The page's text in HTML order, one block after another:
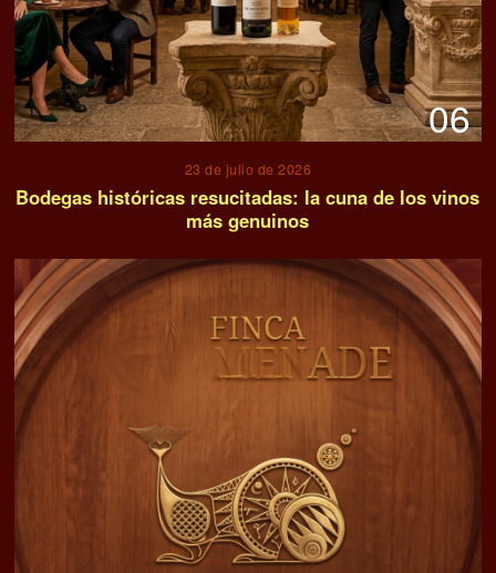
06
23 de julio de 2026
Bodegas históricas resucitadas: la cuna de los vinos
más genuinos